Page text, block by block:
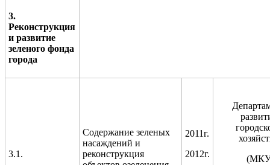
3.
Реконструкция
и развитие
зеленого фонда
города
3.1.
Содержание зеленых
насаждений и
реконструкция
2011г.
2012г.